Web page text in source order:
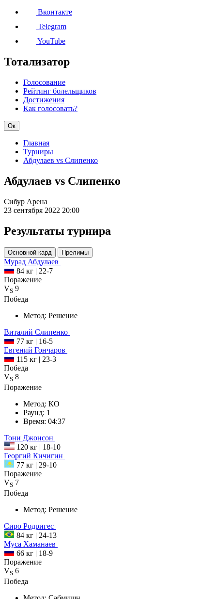
Вконтакте
Telegram
YouTube
Тотализатор
Голосование
Рейтинг болельщиков
Достижения
Как голосовать?
Ок
Главная
Турниры
Абдулаев vs Слипенко
Абдулаев vs Слипенко
Сибур Арена
23 сентября 2022 20:00
Результаты турнира
Основной кард Прелимы
Мурад Абдулаев
84 кг | 22-7
Поражение
VS 9
Победа
Метод: Решение
Виталий Слипенко
77 кг | 16-5
Евгений Гончаров
115 кг | 23-3
Победа
VS 8
Поражение
Метод: КО
Раунд: 1
Время: 04:37
Тони Джонсон
120 кг | 18-10
Георгий Кичигин
77 кг | 29-10
Поражение
VS 7
Победа
Метод: Решение
Сиро Родригес
84 кг | 24-13
Муса Хаманаев
66 кг | 18-9
Поражение
VS 6
Победа